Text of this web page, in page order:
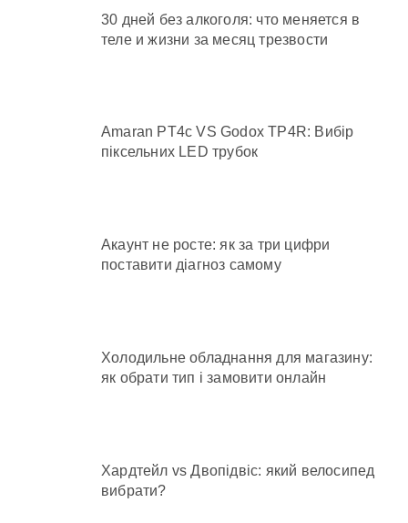
30 дней без алкоголя: что меняется в
теле и жизни за месяц трезвости
Amaran PT4c VS Godox TP4R: Вибір
піксельних LED трубок
Акаунт не росте: як за три цифри
поставити діагноз самому
Холодильне обладнання для магазину:
як обрати тип і замовити онлайн
Хардтейл vs Двопідвіс: який велосипед
вибрати?